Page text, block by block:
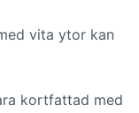
vita ytor kan
kortfattad med